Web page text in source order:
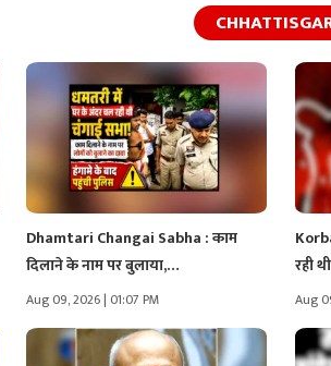
Dhamtari Changai Sabha : काम
दिलाने के नाम पर बुलाया,…
Aug 09, 2026 | 01:07 PM
रही
Aug